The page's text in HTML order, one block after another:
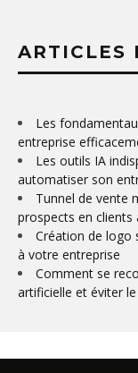
ARTICLES
Les
entreprise
Les outils IA
automatiser son
Tunnel de vente
prospects en
Création de logo
à votre entreprise
Comment se
artificielle et éviter